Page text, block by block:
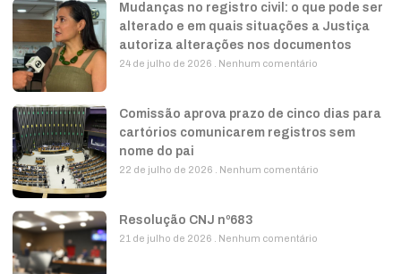
Mudanças no registro civil: o que pode ser
alterado e em quais situações a Justiça
autoriza alterações nos documentos
24 de julho de 2026 Nenhum comentário
Comissão aprova prazo de cinco dias para
cartórios comunicarem registros sem
nome do pai
22 de julho de 2026 Nenhum comentário
Resolução CNJ nº683
21 de julho de 2026 Nenhum comentário